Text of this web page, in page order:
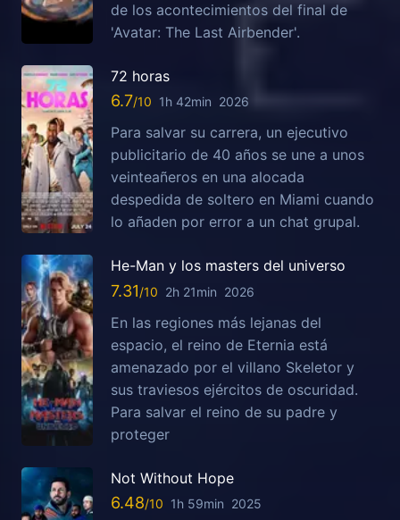
de los acontecimientos del final de
'Avatar: The Last Airbender'.
72 horas
6.7 1h 42min 2026
Para salvar su carrera, un ejecutivo
publicitario de 40 años se une a unos
veinteañeros en una alocada
despedida de soltero en Miami cuando
lo añaden por error a un chat grupal.
He-Man y los masters del universo
7.31 2h 21min 2026
En las regiones más lejanas del
espacio, el reino de Eternia está
amenazado por el villano Skeletor y
sus traviesos ejércitos de oscuridad.
Para salvar el reino de su padre y
proteger
Not Without Hope
6.48 1h 59min 2025